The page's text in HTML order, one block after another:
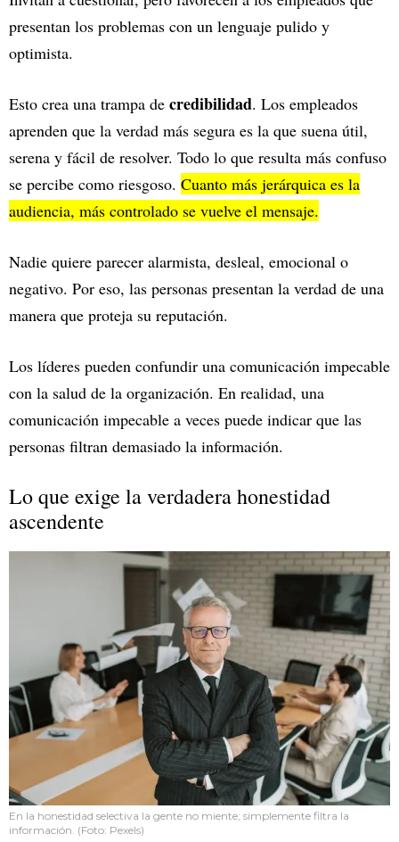
presentan los problemas con un lenguaje pulido y
optimista.
Esto crea una trampa de credibilidad. Los empleados
aprenden que la verdad más segura es la que suena útil,
serena y fácil de resolver. Todo lo que resulta más confuso
se percibe como riesgoso. Cuanto más jerárquica es la
audiencia, más controlado se vuelve el mensaje.
Nadie quiere parecer alarmista, desleal, emocional o
negativo. Por eso, las personas presentan la verdad de una
manera que proteja su reputación.
Los líderes pueden confundir una comunicación impecable
con la salud de la organización. En realidad, una
comunicación impecable a veces puede indicar que las
personas filtran demasiado la información.
Lo que exige la verdadera honestidad
ascendente
En la honestidad selectiva la gente no miente; simplemente filtra la
información. (Foto: Pexels)